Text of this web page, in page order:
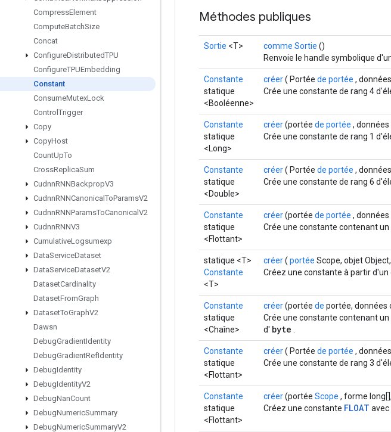
CompressElement
ComputeBatchSize
Concat
ConfigureDistributedTPU
ConfigureTPUEmbedding
Constant
ConsumeMutexLock
Control Trigger
Copy
CopyHost
CountUpTo
CrossReplicaSum
CudnnRNNBackpropV3
CudnnRNNCanonical ToParamsV2
CudnnRNNParamsToCanonical V2
CudnnRNNV3
CumulativeLogsumexp
DataServiceDataset
DataServiceDatasetV2
DatasetCardinality
DatasetFromGraph
DatasetToGraphV2
Dawsn
DebugGradientIdentity
DebugGradientRefIdentity
DebugIdentity
DebugIdentityV2
DebugNanCount
DebugNumericSummary
DebugNumericSummaryV2
Méthodes publiques
Sortie <T> comme Sortie ()
Renvoie le handle symbolique
Constante
statique
<Booléenne>
créer( Portée de portée ,
Crée une constante de rang 4
Constante
statique
<Long>
créer(portée de portée , données
Crée une constante de rang 1
Constante
statique
<Double>
créer( Portée de portée ,
Crée une constante de rang 6
Constante
statique
<Flottant>
créer(portée de portée ,
Crée une constante contenant
statique <T>
Constante
<T>
créer( portée Scope, objet
Créez une constante à partir d'un
Constante
statique
<Chaîne>
créer(portée de portée, données
Crée une constante contenant
d' byte
Constante
statique
<Flottant>
créer( Portée de portée ,
Crée une constante de rang 3
Constante
statique
<Flottant>
créer(portée Scope , forme
Créez une constante FLOAT avec